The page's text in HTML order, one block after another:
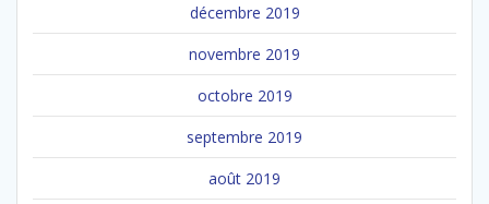
décembre 2019
novembre 2019
octobre 2019
septembre 2019
août 2019